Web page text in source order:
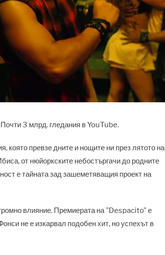
3 млрд. гледания в YouTube.
която превзе дните и нощите ни през лятото на
от нюйоркските небостъргачи до родните
е тайната зад зашеметяващия проект на
влияние. Премиерата на "Despacito" е
не е изкарвал подобен хит, но успехът в